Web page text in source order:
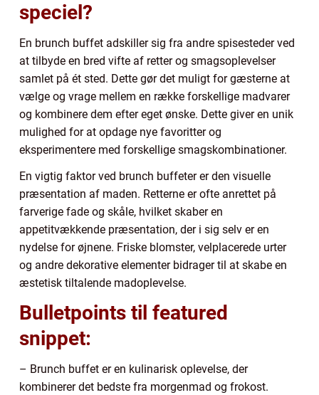
speciel?
En brunch buffet adskiller sig fra andre spisesteder ved
at tilbyde en bred vifte af retter og smagsoplevelser
samlet på ét sted. Dette gør det muligt for gæsterne at
vælge og vrage mellem en række forskellige madvarer
og kombinere dem efter eget ønske. Dette giver en unik
mulighed for at opdage nye favoritter og
eksperimentere med forskellige smagskombinationer.
En vigtig faktor ved brunch buffeter er den visuelle
præsentation af maden. Retterne er ofte anrettet på
farverige fade og skåle, hvilket skaber en
appetitvækkende præsentation, der i sig selv er en
nydelse for øjnene. Friske blomster, velplacerede urter
og andre dekorative elementer bidrager til at skabe en
æstetisk tiltalende madoplevelse.
Bulletpoints til featured
snippet:
– Brunch buffet er en kulinarisk oplevelse, der
kombinerer det bedste fra morgenmad og frokost.